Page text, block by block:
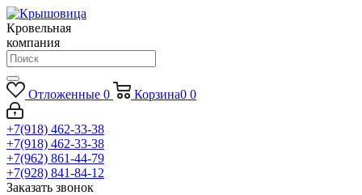
Кровельная
компания
Отложенные 0 Корзина0 0
+7(918) 462-33-38
+7(918) 462-33-38
+7(962) 861-44-79
+7(928) 841-84-12
Заказать звонок